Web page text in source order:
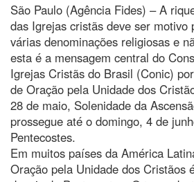
São Paulo (Agência Fides) – A
das Igrejas cristãs deve ser motivo
várias denominações religiosas e
esta é a mensagem central do
Igrejas Cristãs do Brasil (Conic)
de Oração pela Unidade dos
28 de maio, Solenidade da
prossegue até o domingo, 4 de
Pentecostes.
Em muitos países da América
Oração pela Unidade dos Cristãos